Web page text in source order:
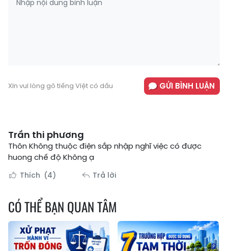
Xin vui lòng gõ tiếng Việt có dấu GỬI BÌNH LUẬN
Trần thi phương
Thôn Không thuộc điện sắp nhập nghĩ việc có được
huong chế độ Không ạ
Thích (4) Trả lời
CÓ THỂ BẠN QUAN TÂM